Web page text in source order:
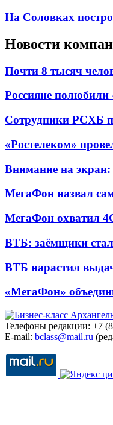
На Соловках
Новости
Почти 8 тысяч
Россияне
Сотрудники РСХБ
«Ростелеком»
Внимание на экран:
МегаФон назвал
МегаФон охватил
ВТБ: заёмщики
ВТБ нарастил
«МегаФон»
Телефоны редакции: +7
E-mail: bclass@mail.ru